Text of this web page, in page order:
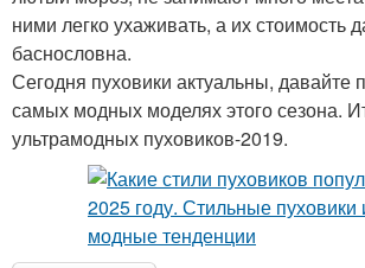
ними легко ухаживать, а их стоимость
баснословна.
Сегодня пуховики актуальны, давайте
самых модных моделях этого сезона.
ультрамодных пуховиков-2019.